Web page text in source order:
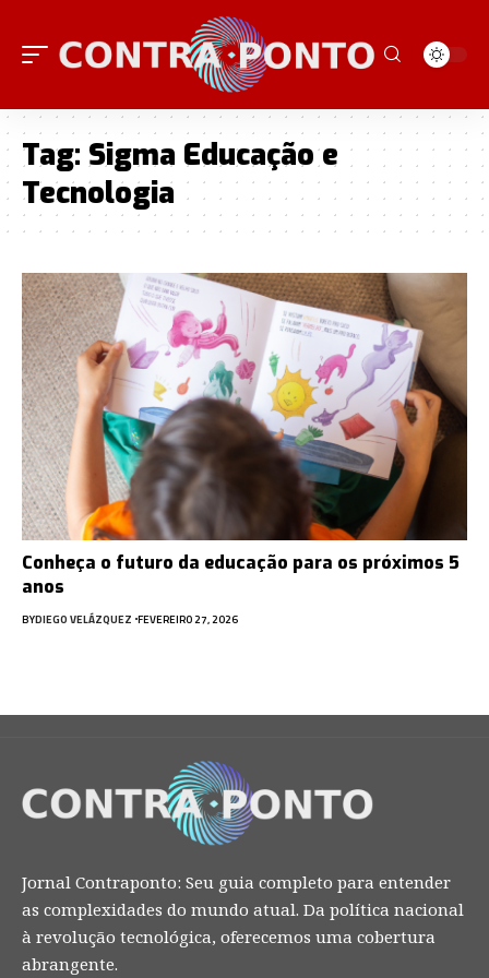
Tag: Sigma Educação e
Tecnologia
Conheça o futuro da educação para os próximos 5
anos
BYDIEGO VELÁZQUEZ FEVEREIRO 27, 2026
Jornal Contraponto: Seu guia completo para entender
as complexidades do mundo atual. Da política nacional
à revolução tecnológica, oferecemos uma cobertura
abrangente.